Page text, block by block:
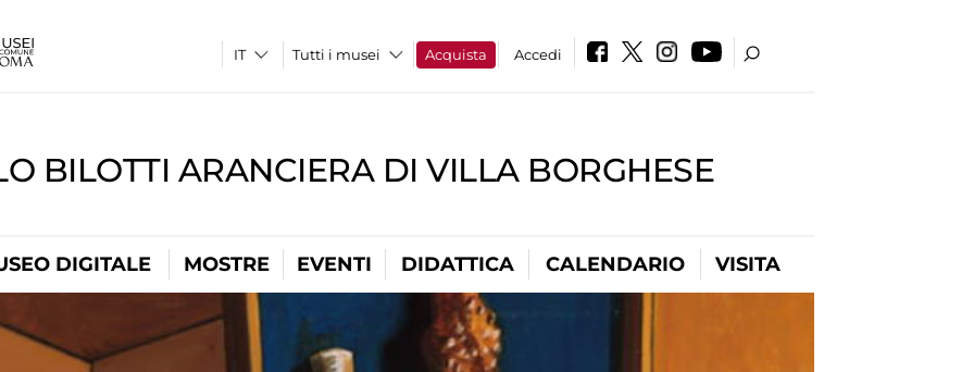
Tutti i musei Acquista Accedi
BILOTTI ARANCIERA DI VILLA BORGHESE
DIGITALE MOSTRE EVENTI DIDATTICA CALENDARIO VISITA